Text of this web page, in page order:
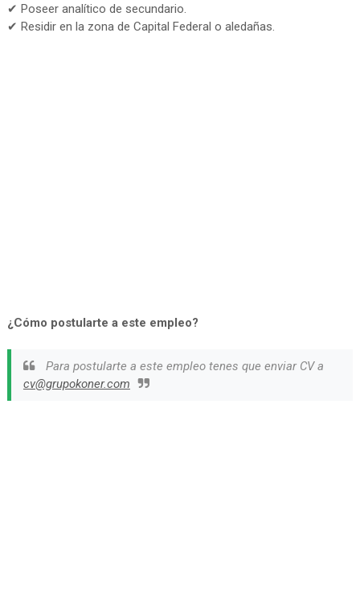
✔ Poseer analítico de secundario.
✔ Residir en la zona de Capital Federal o aledañas.
¿Cómo postularte a este empleo?
Para postularte a este empleo tenes que enviar CV a
cv@grupokoner.com